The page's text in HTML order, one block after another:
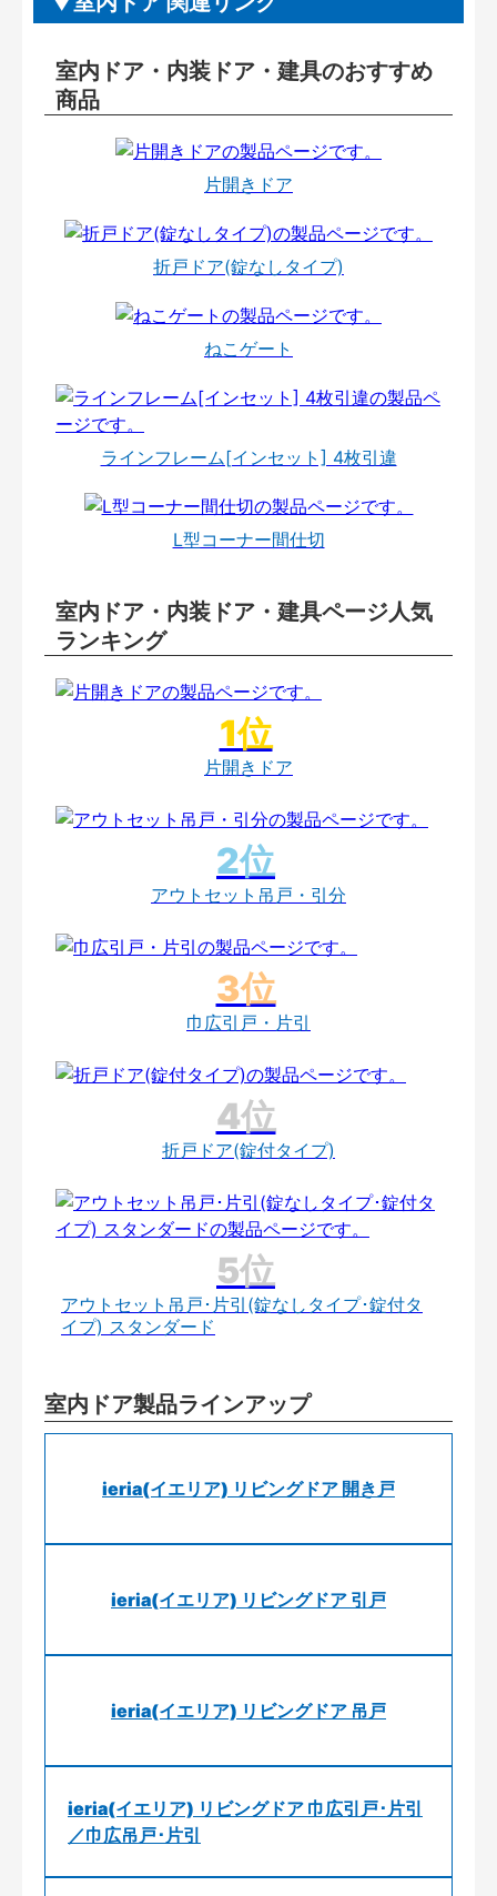
室内ドア・内装ドア・建具のおすすめ
商品
片開きドア
折戸ドア(錠なしタイプ)
ねこゲート
ラインフレーム[インセット] 4枚引違
L型コーナー間仕切
室内ドア・内装ドア・建具ページ人気
ランキング
片開きドア
アウトセット吊戸・引分
巾広引戸・片引
折戸ドア(錠付タイプ)
アウトセット吊戸･片引(錠なしタイプ･錠付タ
イプ) スタンダード
室内ドア製品ラインアップ
ieria(イエリア) リビングドア 開き戸
ieria(イエリア) リビングドア 引戸
ieria(イエリア) リビングドア 吊戸
ieria(イエリア) リビングドア 巾広引戸･片引
／巾広吊戸･片引